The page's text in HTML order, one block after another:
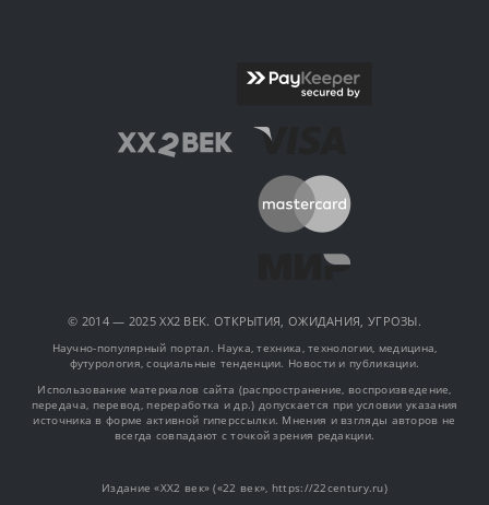
© 2014 — 2025 XX2 ВЕК. ОТКРЫТИЯ, ОЖИДАНИЯ, УГРОЗЫ.
Научно-популярный портал. Наука, техника, технологии, медицина,
футурология, социальные тенденции. Новости и публикации.
Использование материалов сайта (распространение, воспроизведение,
передача, перевод, переработка и др.) допускается при условии указания
источника в форме активной гиперссылки. Мнения и взгляды авторов не
всегда совпадают с точкой зрения редакции.
Издание «XX2 век» («22 век», https://22century.ru)